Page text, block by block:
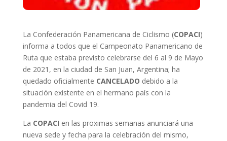
La Confederación Panamericana de Ciclismo (COPACI)
informa a todos que el Campeonato Panamericano de
Ruta que estaba previsto celebrarse del 6 al 9 de Mayo
de 2021, en la ciudad de San Juan, Argentina; ha
quedado oficialmente CANCELADO debido a la
situación existente en el hermano país con la
pandemia del Covid 19.
La COPACI en las proximas semanas anunciará una
nueva sede y fecha para la celebración del mismo,